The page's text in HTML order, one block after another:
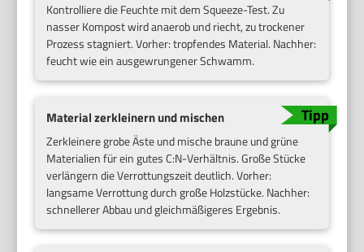
Kontrolliere die Feuchte mit dem Squeeze-Test. Zu
nasser Kompost wird anaerob und riecht, zu trockener
Prozess stagniert. Vorher: tropfendes Material. Nachher:
feucht wie ein ausgewrungener Schwamm.
Material zerkleinern und mischen
Zerkleinere grobe Äste und mische braune und grüne
Materialien für ein gutes C:N-Verhältnis. Große Stücke
verlängern die Verrottungszeit deutlich. Vorher:
langsame Verrottung durch große Holzstücke. Nachher:
schnellerer Abbau und gleichmäßigeres Ergebnis.